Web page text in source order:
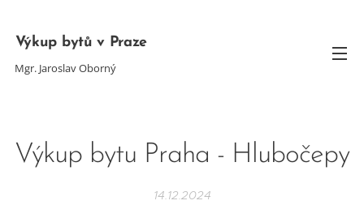
Výkup bytů v Praze
Mgr. Jaroslav Oborný
Výkup bytu Praha - Hlubočepy
14.12.2024